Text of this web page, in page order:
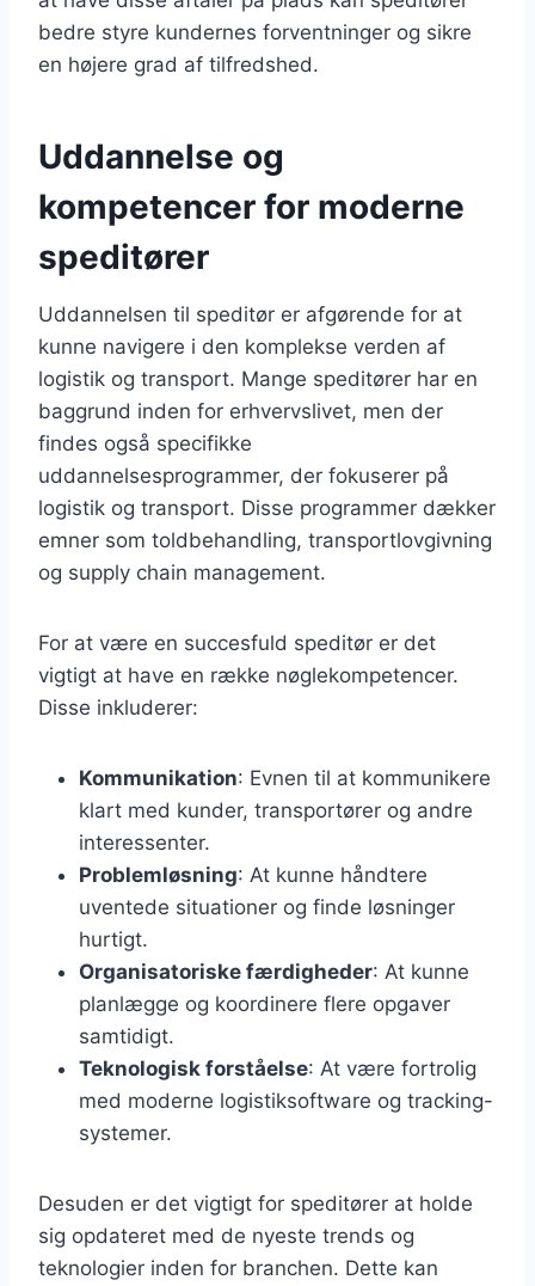
bedre styre kundernes forventninger og sikre
en højere grad af tilfredshed.
Uddannelse og
kompetencer for moderne
speditører
Uddannelsen til speditør er afgørende for at
kunne navigere i den komplekse verden af
logistik og transport. Mange speditører har en
baggrund inden for erhvervslivet, men der
findes også specifikke
uddannelsesprogrammer, der fokuserer på
logistik og transport. Disse programmer dækker
emner som toldbehandling, transportlovgivning
og supply chain management.
For at være en succesfuld speditør er det
vigtigt at have en række nøglekompetencer.
Disse inkluderer:
Kommunikation: Evnen til at kommunikere
klart med kunder, transportører og andre
interessenter.
Problemløsning: At kunne håndtere
uventede situationer og finde løsninger
hurtigt.
Organisatoriske færdigheder: At kunne
planlægge og koordinere flere opgaver
samtidigt.
Teknologisk forståelse: At være fortrolig
med moderne logistiksoftware og tracking-
systemer.
Desuden er det vigtigt for speditører at holde
sig opdateret med de nyeste trends og
teknologier inden for branchen. Dette kan